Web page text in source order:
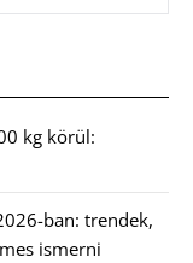
kg körül:
ban: trendek,
ismerni